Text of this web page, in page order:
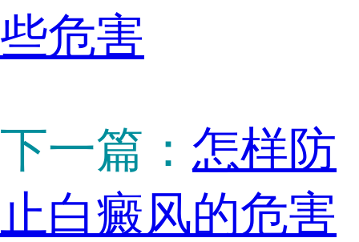
些危害
下一篇： 怎样防
止白癜风的危害